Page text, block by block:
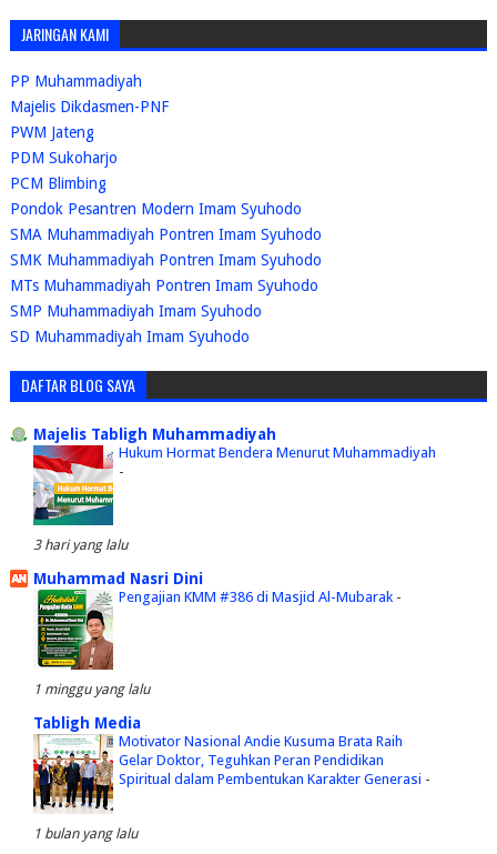
JARINGAN KAMI
PP Muhammadiyah
Majelis Dikdasmen-PNF
PWM Jateng
PDM Sukoharjo
PCM Blimbing
Pondok Pesantren Modern Imam Syuhodo
SMA Muhammadiyah Pontren Imam Syuhodo
SMK Muhammadiyah Pontren Imam Syuhodo
MTs Muhammadiyah Pontren Imam Syuhodo
SMP Muhammadiyah Imam Syuhodo
SD Muhammadiyah Imam Syuhodo
DAFTAR BLOG SAYA
Majelis Tabligh Muhammadiyah
Hukum Hormat Bendera Menurut Muhammadiyah
-
3 hari yang lalu
Muhammad Nasri Dini
Pengajian KMM #386 di Masjid Al-Mubarak -
1 minggu yang lalu
Tabligh Media
Motivator Nasional Andie Kusuma Brata Raih
Gelar Doktor, Teguhkan Peran Pendidikan
Spiritual dalam Pembentukan Karakter Generasi -
1 bulan yang lalu